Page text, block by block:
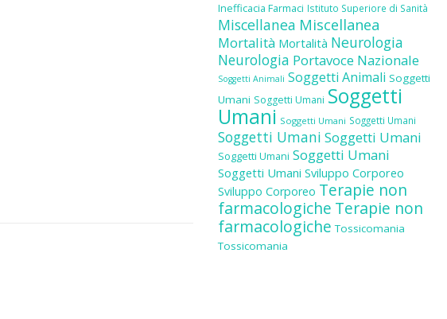
Inefficacia Farmaci Istituto Superiore di Sanità
Miscellanea Miscellanea
Mortalità Mortalità Neurologia
Neurologia Portavoce Nazionale
Soggetti Animali Soggetti Animali Soggetti
Umani Soggetti Umani Soggetti
Umani Soggetti Umani Soggetti Umani
Soggetti Umani Soggetti Umani
Soggetti Umani Soggetti Umani
Soggetti Umani Sviluppo Corporeo
Sviluppo Corporeo Terapie non
farmacologiche Terapie non
farmacologiche Tossicomania
Tossicomania